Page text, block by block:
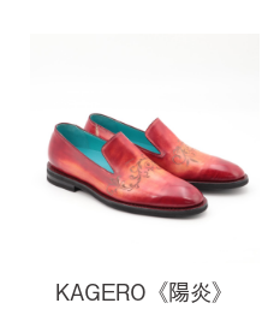
KAGERO《陽炎》